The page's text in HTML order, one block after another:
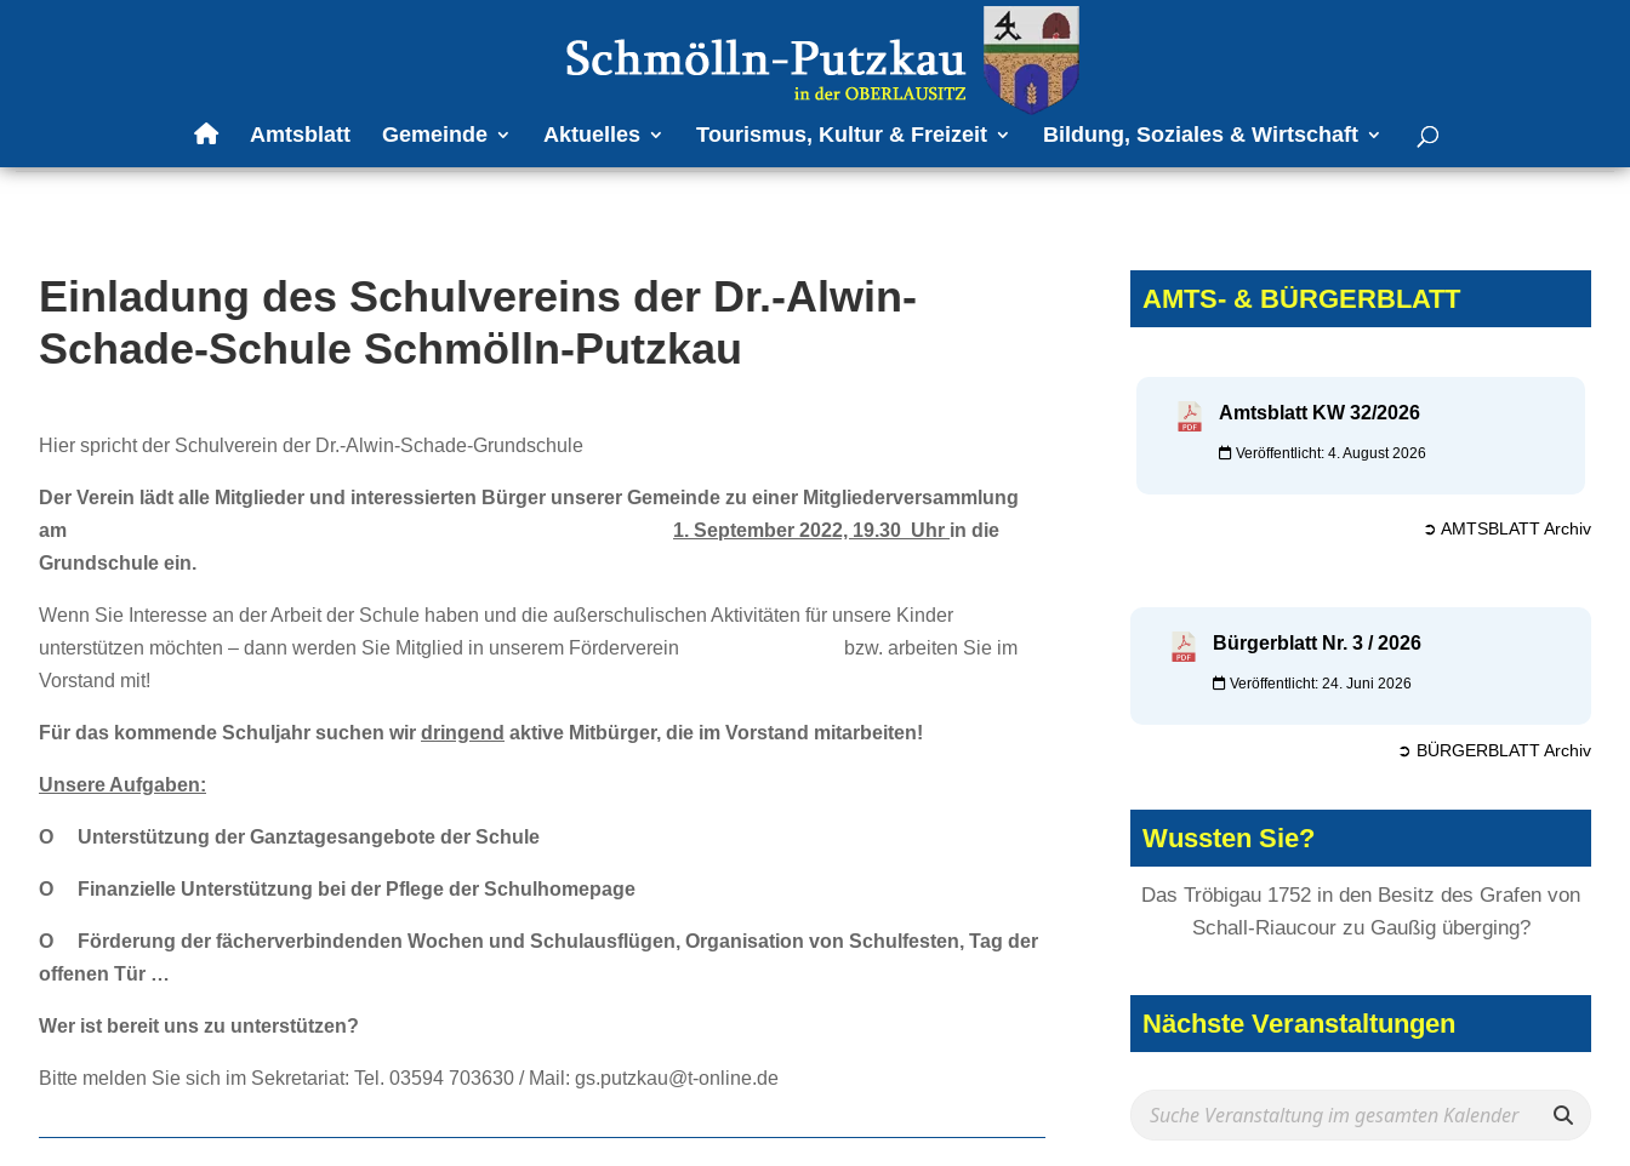
Amtsblatt Gemeinde Aktuelles Tourismus, Kultur & Freizeit Bildung, Soziales & Wirtschaft
Einladung des Schulvereins der Dr.-Alwin-
Schade-Schule Schmölln-Putzkau
Hier spricht der Schulverein der Dr.-Alwin-Schade-Grundschule
Der Verein lädt alle Mitglieder und interessierten Bürger unserer Gemeinde zu einer Mitgliederversammlung
am 1. September 2022, 19.30 Uhr in die
Grundschule ein.
Wenn Sie Interesse an der Arbeit der Schule haben und die außerschulischen Aktivitäten für unsere Kinder
unterstützen möchten – dann werden Sie Mitglied in unserem Förderverein bzw. arbeiten Sie im
Vorstand mit!
Für das kommende Schuljahr suchen wir dringend aktive Mitbürger, die im Vorstand mitarbeiten!
Unsere Aufgaben:
O Unterstützung der Ganztagesangebote der Schule
O Finanzielle Unterstützung bei der Pflege der Schulhomepage
O Förderung der fächerverbindenden Wochen und Schulausflügen, Organisation von Schulfesten, Tag der
offenen Tür …
Wer ist bereit uns zu unterstützen?
Bitte melden Sie sich im Sekretariat: Tel. 03594 703630 / Mail: gs.putzkau@t-online.de
AMTS- & BÜRGERBLATT
Amtsblatt KW 32/2026
Veröffentlicht: 4. August 2026
➲ AMTSBLATT Archiv
Bürgerblatt Nr. 3 / 2026
Veröffentlicht: 24. Juni 2026
➲ BÜRGERBLATT Archiv
Wussten Sie?
Das Tröbigau 1752 in den Besitz des Grafen von
Schall-Riaucour zu Gaußig überging?
Nächste Veranstaltungen